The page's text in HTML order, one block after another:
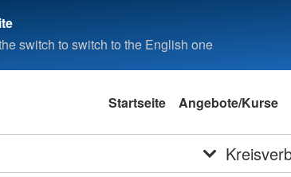
switch to switch to the English one
Startseite Angebote/Kurse